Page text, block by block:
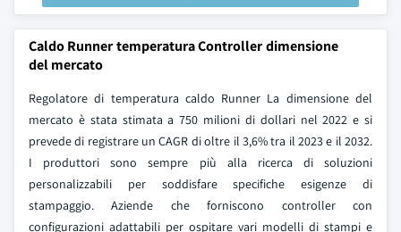
Caldo Runner temperatura Controller dimensione
del mercato
Regolatore di temperatura caldo Runner La dimensione del
mercato è stata stimata a 750 milioni di dollari nel 2022 e si
prevede di registrare un CAGR di oltre il 3,6% tra il 2023 e il 2032.
I produttori sono sempre più alla ricerca di soluzioni
personalizzabili per soddisfare specifiche esigenze di
stampaggio. Aziende che forniscono controller con
configurazioni adattabili per ospitare vari modelli di stampi e